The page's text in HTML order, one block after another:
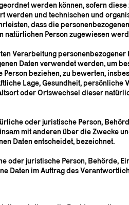
werden können, sofern
werden und technischen und
dass die
Person zugewiesen
Verarbeitung personenbezogener
Daten verwendet werden, um
beziehen, zu bewerten,
Lage, Gesundheit, persönliche
oder Ortswechsel dieser
oder juristische Person,
mit anderen über die Zwecke
Daten entscheidet, bezeichnet.
oder juristische Person, Behörde,
Daten im Auftrag des